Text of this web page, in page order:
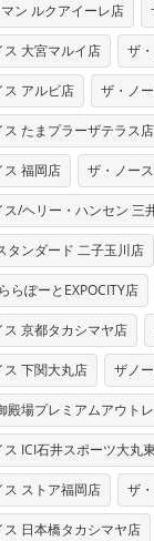
ン ルクアイーレ店
大宮マルイ店 ザ
アルビ店 ザ・ノ
たまプラーザテラス店
ス 福岡店 ザ・ノー
/ヘリー・ハンセン 三
タンダード 二子玉川店
らぽーとEXPOCITY店
京都タカシマヤ店
下関大丸店 ザノ
殿場プレミアムアウト
ICI石井スポーツ大丸
ストア福岡店 ザ
日本橋タカシマヤ店